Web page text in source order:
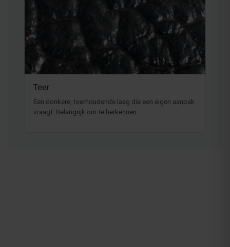
Teer
Een donkere, teerhoudende laag die een eigen aanpak
vraagt. Belangrijk om te herkennen.